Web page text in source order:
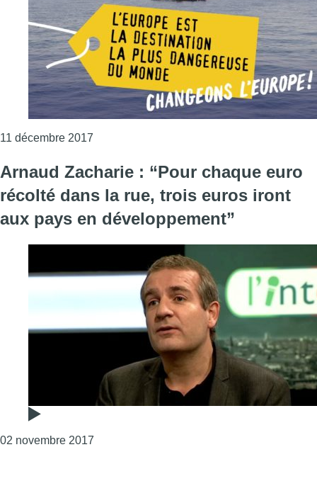
11 décembre 2017
Arnaud Zacharie : “Pour chaque euro
récolté dans la rue, trois euros iront
aux pays en développement”
02 novembre 2017